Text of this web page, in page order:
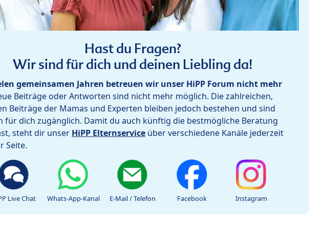
Hast du Fragen?
Wir sind für dich und deinen Liebling da!
gemeinsamen Jahren betreuen wir unser HiPP Forum nicht mehr
Beiträge oder Antworten sind nicht mehr möglich. Die zahlreichen,
Beiträge der Mamas und Experten bleiben jedoch bestehen und sind
für dich zugänglich. Damit du auch künftig die bestmögliche Beratung
steht dir unser HiPP Elternservice über verschiedene Kanäle jederzeit
Seite.
Live Chat Whats-App-Kanal E-Mail / Telefon Facebook Instagram